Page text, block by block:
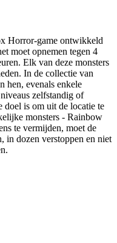
Horror-game ontwikkeld
moet opnemen tegen 4
Elk van deze monsters
In de collectie van
hen, evenals enkele
zelfstandig of
doel is om uit de locatie te
monsters - Rainbow
te vermijden, moet de
in dozen verstoppen en niet